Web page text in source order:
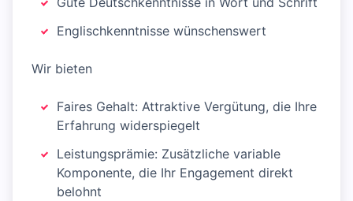
Englischkenntnisse wünschenswert
Wir bieten
Faires Gehalt: Attraktive Vergütung, die Ihre
Erfahrung widerspiegelt
Leistungsprämie: Zusätzliche variable
Komponente, die Ihr Engagement direkt
belohnt